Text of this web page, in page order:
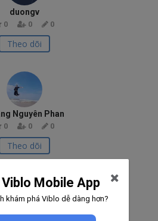
duongv
0 0 0
Theo dõi
Nguyên Phan
0 0 0
Theo dõi
Googlee
Mobile App
khám phá Viblo dễ dàng hơn?